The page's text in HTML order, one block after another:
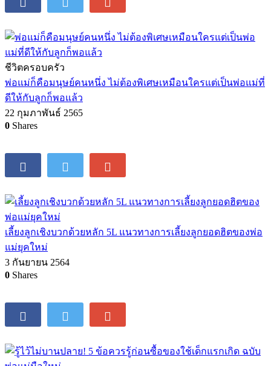
ชีวิตครอบครัว
พ่อแม่ก็คือมนุษย์คนหนึ่ง ไม่ต้องพิเศษเหมือนใครแต่เป็นพ่อแม่ที่
ดีให้กับลูกก็พอแล้ว
22 กุมภาพันธ์ 2565
0 Shares
เลี้ยงลูกเชิงบวกด้วยหลัก 5L แนวทางการเลี้ยงลูกยอดฮิตของพ่อ
แม่ยุคใหม่
3 กันยายน 2564
0 Shares